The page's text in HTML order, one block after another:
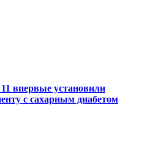
впервые установили
с сахарным диабетом